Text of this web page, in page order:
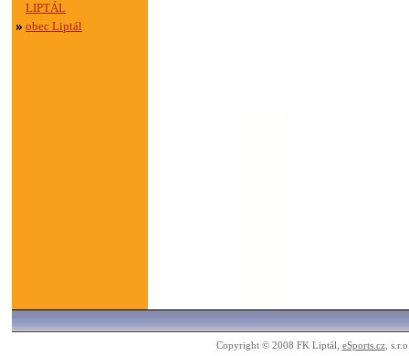
LIPTÁL
obec Liptál
Copyright © 2008 FK Liptál, eSports.cz,